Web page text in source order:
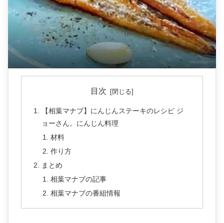
目次
【相葉マナブ】にんじんステーキのレシピ ジ
ョーさん。にんじん料理
材料
作り方
まとめ
相葉マナブの記事
相葉マナブの番組情報